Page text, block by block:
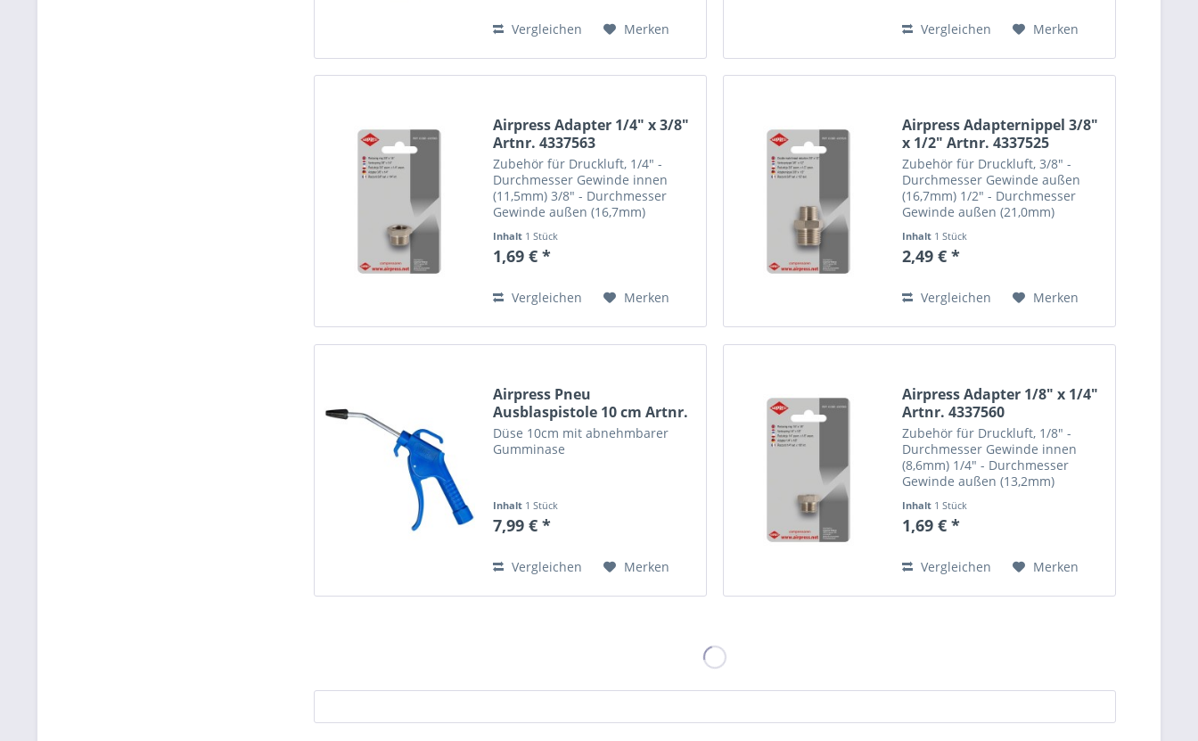
Vergleichen Merken Vergleichen Merken
Airpress Adapter 1/4" x 3/8"
Artnr. 4337563
Zubehör für Druckluft, 1/4" -
Durchmesser Gewinde innen
(11,5mm) 3/8" - Durchmesser
Gewinde außen (16,7mm)
Inhalt 1 Stück
1,69 € *
Vergleichen Merken
Airpress Adapternippel 3/8"
x 1/2" Artnr. 4337525
Zubehör für Druckluft, 3/8" -
Durchmesser Gewinde außen
(16,7mm) 1/2" - Durchmesser
Gewinde außen (21,0mm)
Inhalt 1 Stück
2,49 € *
Vergleichen Merken
Airpress Pneu
Ausblaspistole 10 cm Artnr.
45021
Düse 10cm mit abnehmbarer
Gumminase
Inhalt 1 Stück
7,99 € *
Vergleichen Merken
Airpress Adapter 1/8" x 1/4"
Artnr. 4337560
Zubehör für Druckluft, 1/8" -
Durchmesser Gewinde innen
(8,6mm) 1/4" - Durchmesser
Gewinde außen (13,2mm)
Inhalt 1 Stück
1,69 € *
Vergleichen Merken